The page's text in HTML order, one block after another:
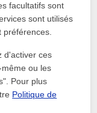
Ici, vous
les questions que
des professeurs.
facultatifs sont
sont utilisés
d'activer ces
ou les
Pour plus
Politique de